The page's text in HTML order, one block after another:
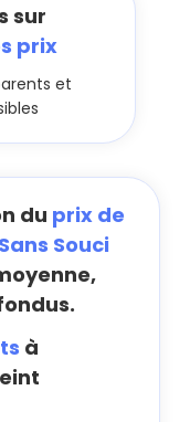
sur
prix
et
du prix de
Souci
à